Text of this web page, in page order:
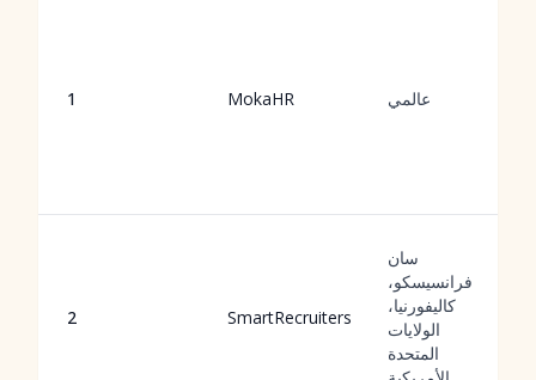
1 MokaHR عالمي
2 SmartRecruiters
سان
فرانسيسكو،
كاليفورنيا،
الولايات
المتحدة